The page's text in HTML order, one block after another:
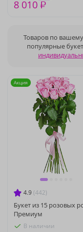
8 010 ₽
Товаров по
популярные
4.9 (442)
Букет из 15 розовых
Премиум
В наличии
Акция